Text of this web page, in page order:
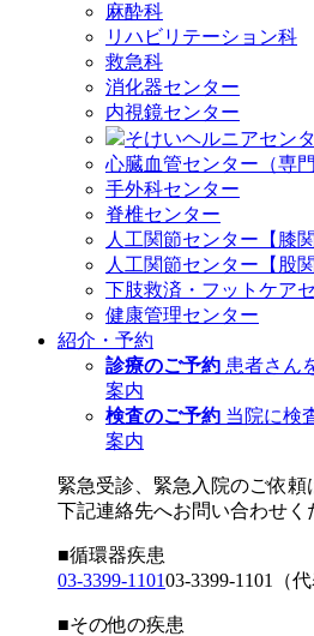
麻酔科
リハビリテーション科
救急科
消化器センター
内視鏡センター
そけいヘルニアセン
心臓血管センター（専門
手外科センター
脊椎センター
人工関節センター【膝
人工関節センター【股
下肢救済・フットケア
健康管理センター
紹介・予約
診療のご予約 患者さん
案内
検査のご予約 当院に検
案内
緊急受診、緊急入院のご依頼
下記連絡先へお問い合わせく
■循環器疾患
03-3399-110103-3399-1101 （
■その他の疾患